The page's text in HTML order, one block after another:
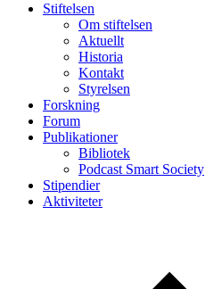
Stiftelsen
Om stiftelsen
Aktuellt
Historia
Kontakt
Styrelsen
Forskning
Forum
Publikationer
Bibliotek
Podcast Smart Society
Stipendier
Aktiviteter